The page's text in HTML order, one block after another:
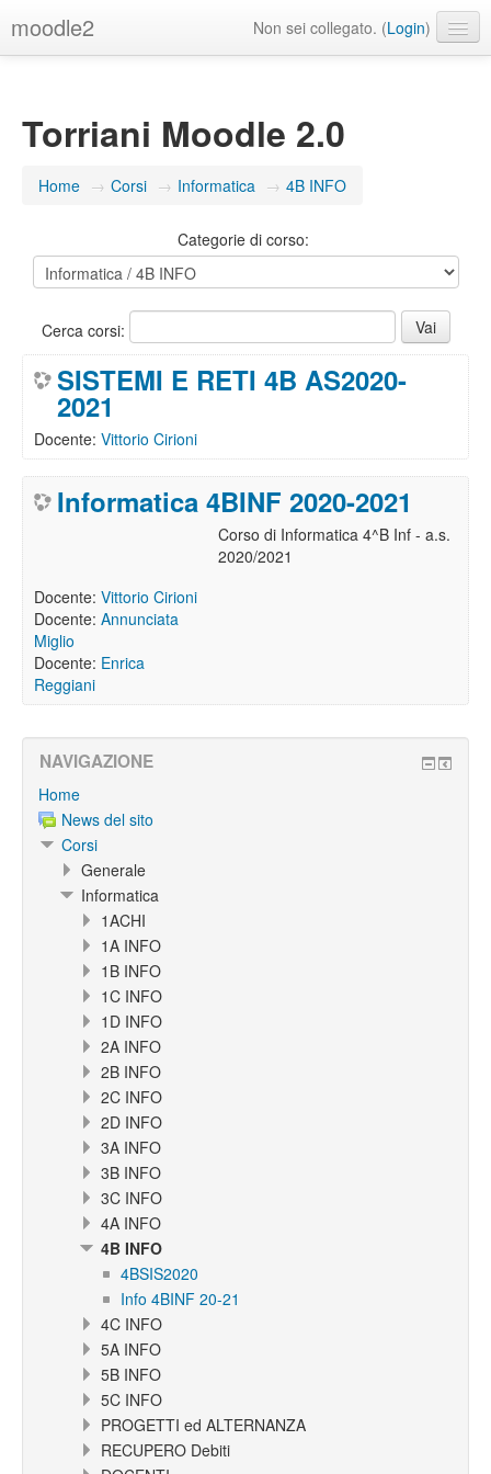
moodle2 Non sei collegato. (Login)
Torriani Moodle 2.0
Home → Corsi → Informatica → 4B INFO
Categorie di corso:
Cerca corsi:
SISTEMI E RETI 4B AS2020-
2021
Docente: Vittorio Cirioni
Informatica 4BINF 2020-2021
Corso di Informatica 4^B Inf - a.s.
2020/2021
Docente: Vittorio Cirioni
Docente: Annunciata
Miglio
Docente: Enrica
Reggiani
NAVIGAZIONE
Home
News del sito
Corsi
Generale
Informatica
1ACHI
1A INFO
1B INFO
1C INFO
1D INFO
2A INFO
2B INFO
2C INFO
2D INFO
3A INFO
3B INFO
3C INFO
4A INFO
4B INFO
4BSIS2020
Info 4BINF 20-21
4C INFO
5A INFO
5B INFO
5C INFO
PROGETTI ed ALTERNANZA
RECUPERO Debiti